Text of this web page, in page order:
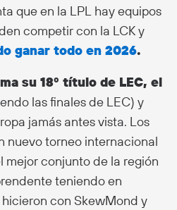
que en la LPL hay equipos
competir con la LCK y
ganar todo en 2026.
su 18º título de LEC, el
las finales de LEC) y
jamás antes vista. Los
nuevo torneo internacional
mejor conjunto de la región
teniendo en
con SkewMond y